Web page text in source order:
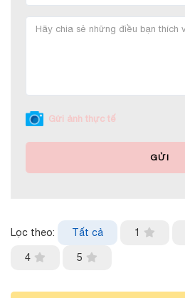
Gửi ảnh thực tế
GỬI
Lọc theo: Tất cả 1
4 5